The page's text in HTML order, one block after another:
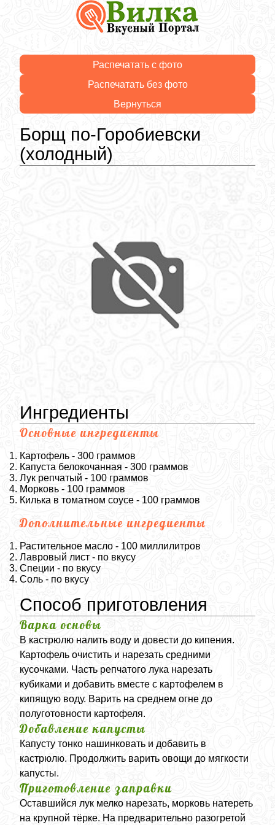
Распечатать с фото
Распечатать без фото
Вернуться
Борщ по-Горобиевски
(холодный)
Ингредиенты
Основные ингредиенты
Картофель - 300 граммов
Капуста белокочанная - 300 граммов
Лук репчатый - 100 граммов
Морковь - 100 граммов
Килька в томатном соусе - 100 граммов
Дополнительные ингредиенты
Растительное масло - 100 миллилитров
Лавровый лист - по вкусу
Специи - по вкусу
Соль - по вкусу
Способ приготовления
Варка основы
В кастрюлю налить воду и довести до кипения.
Картофель очистить и нарезать средними
кусочками. Часть репчатого лука нарезать
кубиками и добавить вместе с картофелем в
кипящую воду. Варить на среднем огне до
полуготовности картофеля.
Добавление капусты
Капусту тонко нашинковать и добавить в
кастрюлю. Продолжить варить овощи до мягкости
капусты.
Приготовление заправки
Оставшийся лук мелко нарезать, морковь натереть
на крупной тёрке. На предварительно разогретой